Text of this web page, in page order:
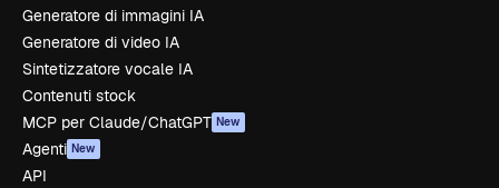
Generatore di immagini IA
Generatore di video IA
Sintetizzatore vocale IA
Contenuti stock
MCP per Claude/ChatGPT New
Agenti New
API